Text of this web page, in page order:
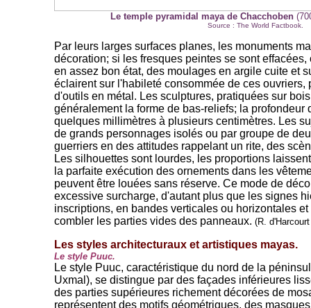
Le temple pyramidal maya de Chacchoben
Source : The World Factbook.
Par leurs larges surfaces planes, les monuments
décoration; si les fresques peintes se sont
en assez bon état, des moulages en argile cuite et
éclairent sur l'habileté consommée de ces ouvriers,
d'outils en métal. Les sculptures, pratiquées sur
généralement la forme de bas-reliefs; la profondeur
quelques millimètres à plusieurs centimètres. Les
de grands personnages isolés ou par groupe de
guerriers en des attitudes rappelant un rite, des
Les silhouettes sont lourdes, les proportions
la parfaite exécution des ornements dans les
peuvent être louées sans réserve. Ce mode de
excessive surcharge, d'autant plus que les signes
inscriptions, en bandes verticales ou horizontales
combler les parties vides des panneaux. (R.
Les styles architecturaux et artistiques mayas.
Le style Puuc.
Le style Puuc, caractéristique du nord de la
Uxmal), se distingue par des façades inférieures
des parties supérieures richement décorées de
représentent des motifs géométriques, des